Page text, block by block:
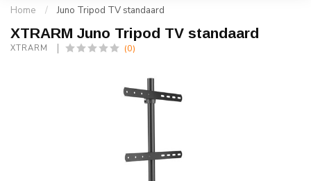
Home / Juno Tripod TV standaard
XTRARM Juno Tripod TV standaard
XTRARM (0)